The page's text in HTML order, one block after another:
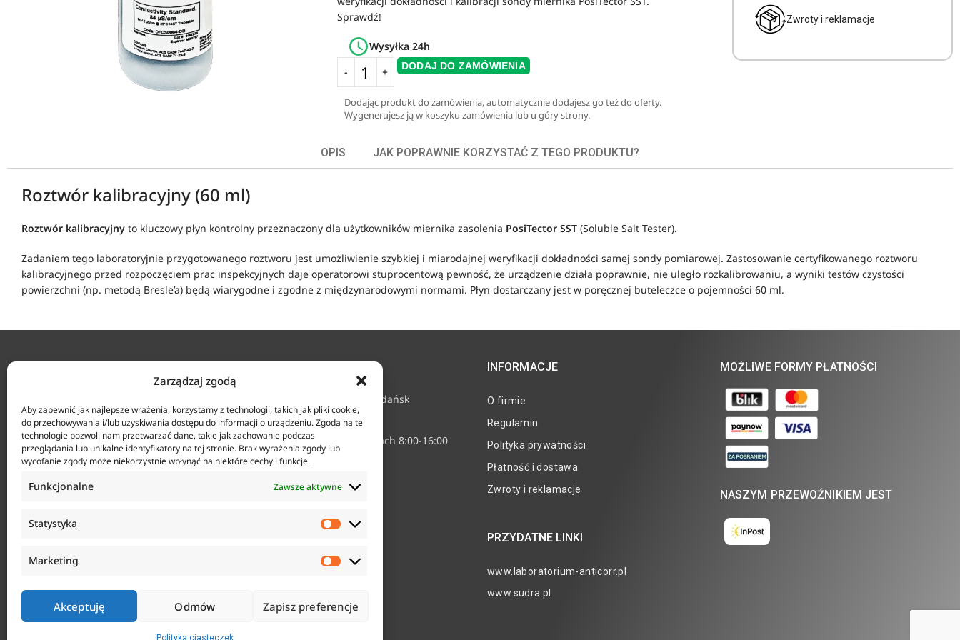
Zarządzaj zgodą
Aby zapewnić jak najlepsze wrażenia, korzystamy z technologii, takich jak pliki cookie,
do przechowywania i/lub uzyskiwania dostępu do informacji o urządzeniu. Zgoda na te
technologie pozwoli nam przetwarzać dane, takie jak zachowanie podczas
przeglądania lub unikalne identyfikatory na tej stronie. Brak wyrażenia zgody lub
wycofanie zgody może niekorzystnie wpłynąć na niektóre cechy i funkcje.
Funkcjonalne Zawsze aktywne
Statystyka
Marketing
Akceptuję Odmów Zapisz preferencje
Polityka ciasteczek
Sprawdź!
Wysyłka 24h
DODAJ DO ZAMÓWIENIA
Dodając produkt do zamówienia, automatycznie dodajesz go też do oferty.
Wygenerujesz ją w koszyku zamówienia lub u góry strony.
Zwroty i reklamacje
OPIS JAK POPRAWNIE KORZYSTAĆ Z TEGO PRODUKTU?
Roztwór kalibracyjny (60 ml)
Roztwór kalibracyjny to kluczowy płyn kontrolny przeznaczony dla użytkowników miernika zasolenia PosiTector SST (Soluble Salt Tester).
Zadaniem tego laboratoryjnie przygotowanego roztworu jest umożliwienie szybkiej i miarodajnej weryfikacji dokładności samej sondy pomiarowej. Zastosowanie certyfikowanego roztworu
kalibracyjnego przed rozpoczęciem prac inspekcyjnych daje operatorowi stuprocentową pewność, że urządzenie działa poprawnie, nie uległo rozkalibrowaniu, a wyniki testów czystości
powierzchni (np. metodą Bresle’a) będą wiarygodne i zgodne z międzynarodowymi normami. Płyn dostarczany jest w poręcznej buteleczce o pojemności 60 ml.
Agencja Anticorr Gdańsk Sp. z o.o.
ul. Tarcice 11, 80-718 Gdańsk
+48 58 342 24 15
Biuro czynne w godzinach 8:00-16:00
sklep@anticorr.pl
INFORMACJE
O firmie
Regulamin
Polityka prywatności
Płatność i dostawa
Zwroty i reklamacje
PRZYDATNE LINKI
www.laboratorium-anticorr.pl
www.sudra.pl
MOŻLIWE FORMY PŁATNOŚCI
NASZYM PRZEWOŹNIKIEM JEST